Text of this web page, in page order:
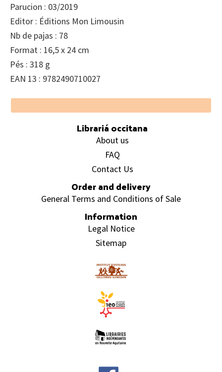
Parucion : 03/2019
Editor : Éditions Mon Limousin
Nb de pajas : 78
Format : 16,5 x 24 cm
Pés : 318 g
EAN 13 : 9782490710027
Footer
Librariá occitana
About us
FAQ
Contact Us
Order and delivery
General Terms and Conditions of Sale
Information
Legal Notice
Sitemap